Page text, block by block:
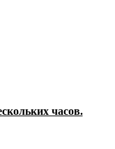
часов.